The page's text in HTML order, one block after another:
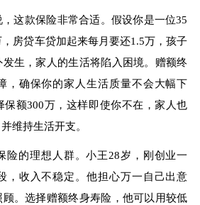
这款保险非常合适。假设你是一位35
房贷车贷加起来每月要还1.5万，孩子
生，家人的生活将陷入困境。赠额终
，确保你的家人生活质量不会大幅下
保额300万，这样即使你不在，家人也
维持生活开支。
险的理想人群。小王28岁，刚创业一
，收入不稳定。他担心万一自己出意
。选择赠额终身寿险，他可以用较低